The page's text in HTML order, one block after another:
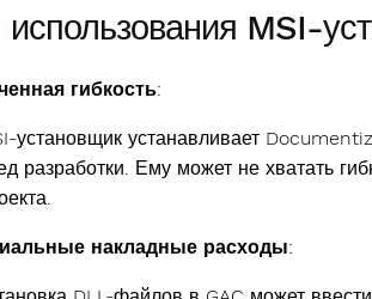
MSI-
гибкость:
установщик устанавливает
разработки. Ему может не хватать
накладные расходы: